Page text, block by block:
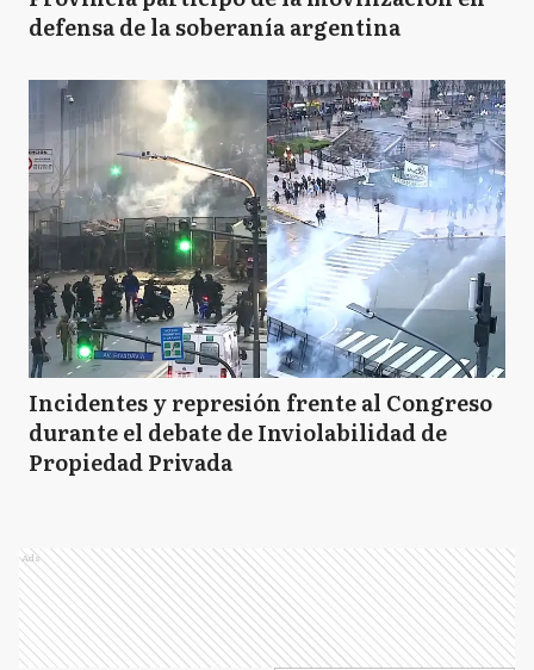
defensa de la soberanía argentina
Incidentes y represión frente al Congreso
durante el debate de Inviolabilidad de
Propiedad Privada
Ads